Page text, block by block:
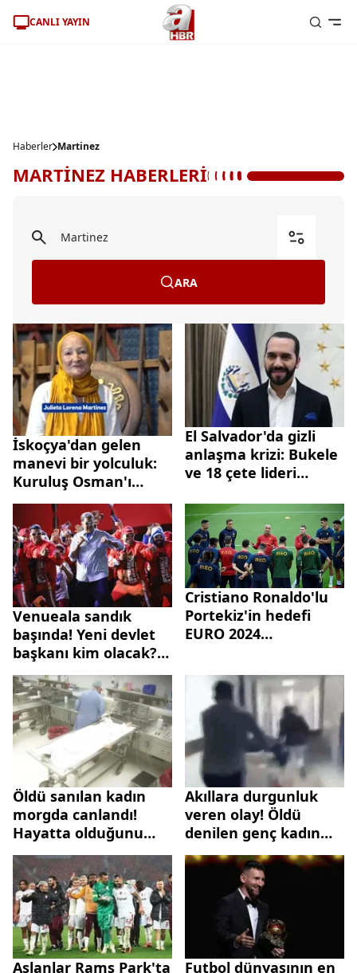
CANLI YAYIN
Haberler Martinez
MARTİNEZ HABERLERİ
ARA
İskoçya'dan gelen
manevi bir yolculuk:
Kuruluş Osman'ı
izledikten sonra
Müslüman oldu
El Salvador'da gizli
anlaşma krizi: Bukele
ve 18 çete lideri
yapıldı?
Venueala sandık
başında! Yeni devlet
başkanı kim olacak?
Maduro mu Gonzalez
mi?
Cristiano Ronaldo'lu
Portekiz'in hedefi
EURO 2024
Portekiz EURO 2024
maç takvimi
Öldü sanılan kadın
morgda canlandı!
Hayatta olduğunu
duyup özür diledi
Akıllara durgunluk
veren olay! Öldü
denilen genç kadın
morga kaldırılırken
aniden canlandı
Aslanlar Rams Park'ta
Futbol dünyasının en